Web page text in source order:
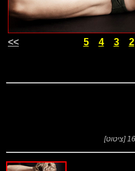
2
3
4
5
>>
[ציטוט]